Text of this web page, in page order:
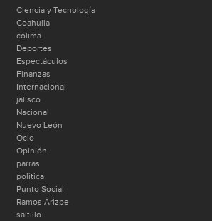
Ciencia y Tecnología
Coahuila
colima
Deportes
Espectáculos
Finanzas
Internacional
jalisco
Nacional
Nuevo León
Ocio
Opinión
parras
politica
Punto Social
Ramos Arizpe
saltillo